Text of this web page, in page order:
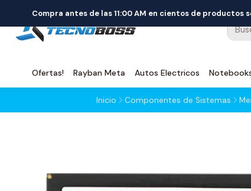
Ofertas! Rayban Meta Autos Electricos
Compra antes de las 11:00 AM en cientos de productos
Inicio Componentes de Sistemas